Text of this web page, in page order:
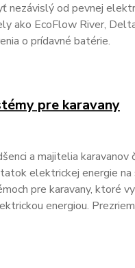
nezávislý od pevnej
ako EcoFlow River,
o prídavné batérie.
pre karavany
a majitelia
elektrickej energie na
pre karavany, ktoré
energiou.